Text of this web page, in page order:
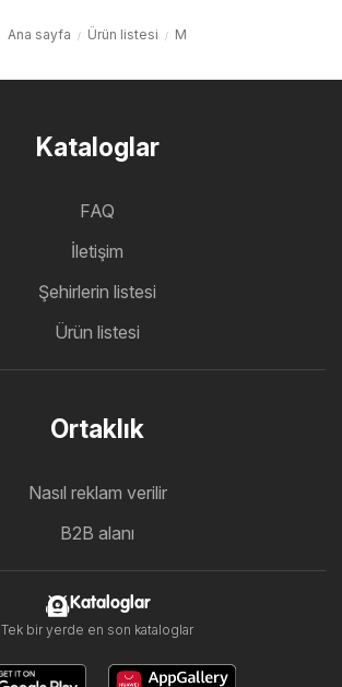
Ana sayfa Ürün listesi M
Kataloglar
FAQ
İletişim
Şehirlerin listesi
Ürün listesi
Ortaklık
Nasıl reklam verilir
B2B alanı
Kataloglar
Tek bir yerde en son kataloglar